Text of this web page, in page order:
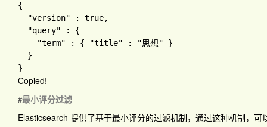
{
"version"
: true,
"query"
: {
"term"
: { "title" : "思想" }
Copied!
#最小评分过滤
Elasticsearch 提供了基于最小评分的过滤机制，通过这种机制，